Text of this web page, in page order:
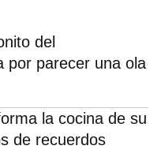
del
por parecer una ola
la cocina de su
de recuerdos